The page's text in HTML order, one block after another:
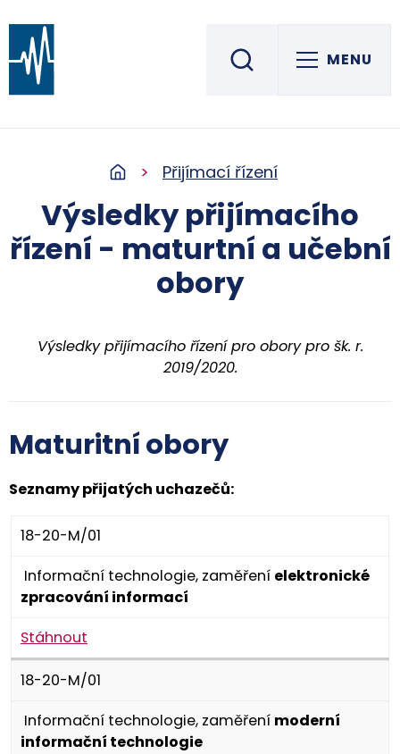
Střední škola informatiky, elektrotechniky a řemesel
ROŽNOV POD RADHOŠTĚM MENU
Přijímací řízení
Výsledky přijímacího
řízení - maturtní a učební
obory
Výsledky přijímacího řízení pro obory pro šk. r.
2019/2020.
Maturitní obory
Seznamy přijatých uchazečů:
18-20-M/01
Informační technologie, zaměření elektronické
zpracování informací
Stáhnout
18-20-M/01
Informační technologie, zaměření moderní
informační technologie